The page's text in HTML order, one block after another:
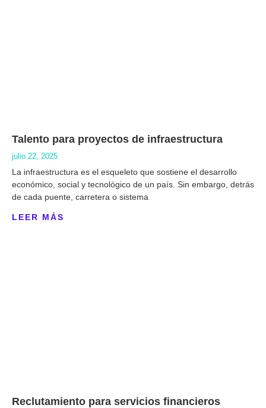
Talento para proyectos de infraestructura
julio 22, 2025
La infraestructura es el esqueleto que sostiene el desarrollo
económico, social y tecnológico de un país. Sin embargo, detrás
de cada puente, carretera o sistema
LEER MÁS
Reclutamiento para servicios financieros